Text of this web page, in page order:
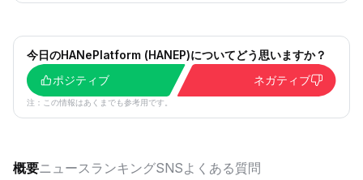
今日のHANePlatform (HANEP)についてどう思いますか？
ポジティブ
ネガティブ
注：この情報はあくまでも参考用です。
概要ニュース ランキングSNSよくある質問